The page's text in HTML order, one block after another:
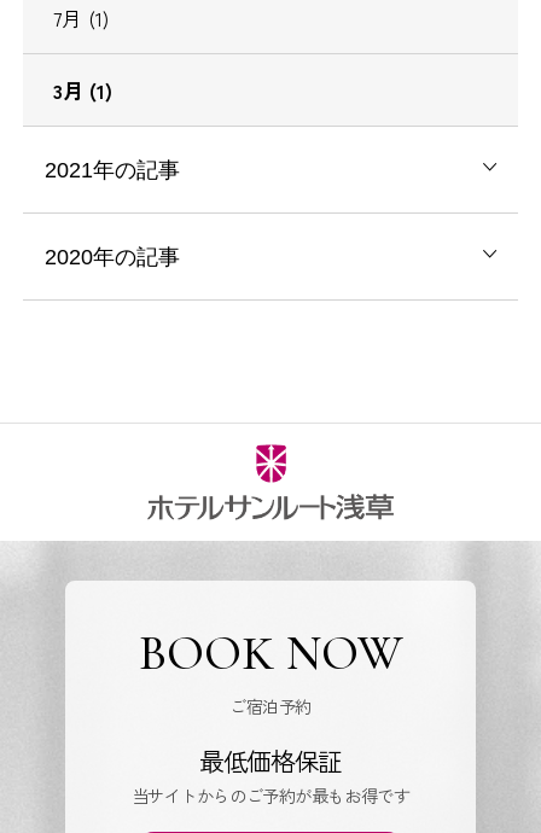
7月 (1)
3月 (1)
2021年の記事
2020年の記事
BOOK NOW
ご宿泊予約
最低価格保証
当サイトからのご予約が最もお得です